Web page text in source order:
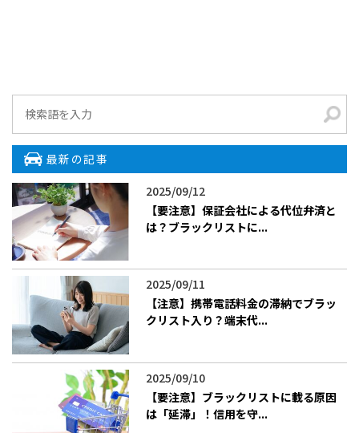
最新の記事
2025/09/12
【要注意】保証会社による代位弁済と
は？ブラックリストに...
2025/09/11
【注意】携帯電話料金の滞納でブラッ
クリスト入り？端末代...
2025/09/10
【要注意】ブラックリストに載る原因
は「延滞」！信用を守...